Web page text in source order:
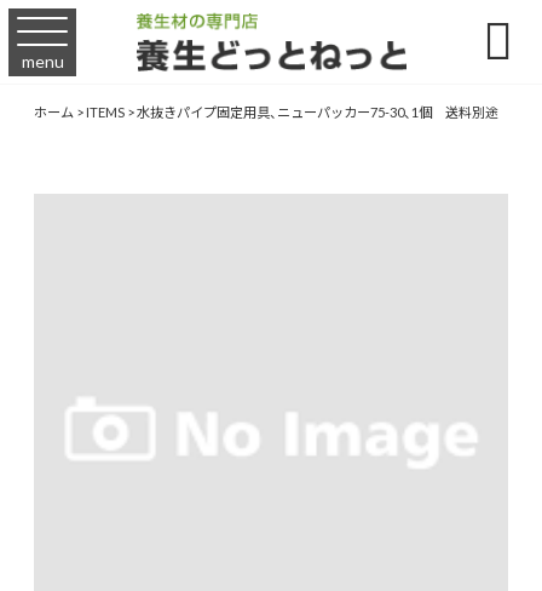
menu 
ホーム>ITEMS>水抜きパイプ固定用具、ニューパッカー75-30、1個 送料別途